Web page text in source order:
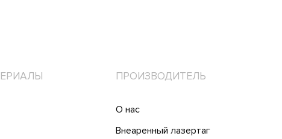
ПРОИЗВОДИТЕЛЬ
О нас
Внеаренный лазертаг